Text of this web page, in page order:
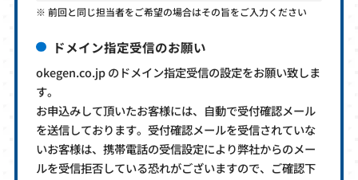
前回と同じ担当者をご希望の場合はその旨をご入力ください
ドメイン指定受信のお願い
okegen.co.jp のドメイン指定受信の設定をお願い致しま
す。
お申込みして頂いたお客様には、自動で受付確認メール
を送信しております。受付確認メールを受信されていな
いお客様は、携帯電話の受信設定により弊社からのメー
ルを受信拒否している恐れがございますので、ご確認下